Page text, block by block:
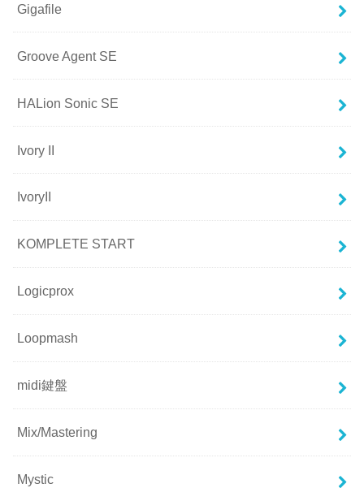
Gigafile
Groove Agent SE
HALion Sonic SE
Ivory II
IvoryII
KOMPLETE START
Logicprox
Loopmash
midi鍵盤
Mix/Mastering
Mystic